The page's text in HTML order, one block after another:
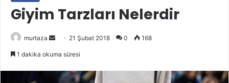
Giyim Tarzları Nelerdir
murtaza
Bir
göndermek
21 Şubat 2018 0 168
1 dakika okuma süresi